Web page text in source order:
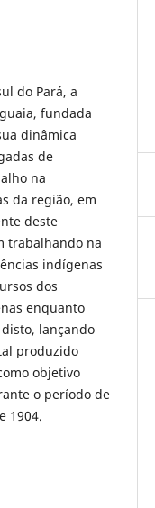
do Pará, a
fundada
dinâmica
de
na
da região, em
deste
trabalhando na
indígenas
dos
enquanto
lançando
produzido
objetivo
o período de
1904.